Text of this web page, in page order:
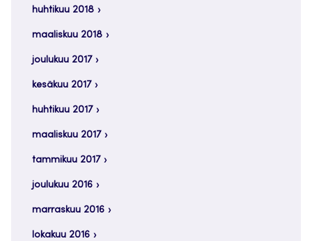
huhtikuu 2018
maaliskuu 2018
joulukuu 2017
kesäkuu 2017
huhtikuu 2017
maaliskuu 2017
tammikuu 2017
joulukuu 2016
marraskuu 2016
lokakuu 2016